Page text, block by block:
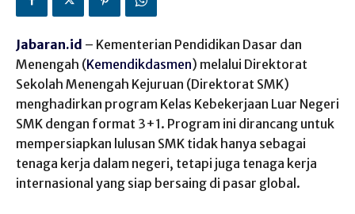
Jabaran.id – Kementerian Pendidikan Dasar dan
Menengah (Kemendikdasmen) melalui Direktorat
Sekolah Menengah Kejuruan (Direktorat SMK)
menghadirkan program Kelas Kebekerjaan Luar Negeri
SMK dengan format 3+1. Program ini dirancang untuk
mempersiapkan lulusan SMK tidak hanya sebagai
tenaga kerja dalam negeri, tetapi juga tenaga kerja
internasional yang siap bersaing di pasar global.